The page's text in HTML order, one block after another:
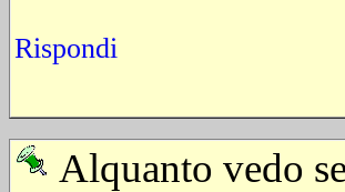
Rispondi
Alquanto vedo